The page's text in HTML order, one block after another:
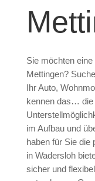
Sie möchten
Mettingen?
Ihr Auto,
kennen das… die
im Aufbau und
haben für Sie die
in Wadersloh
sicher und